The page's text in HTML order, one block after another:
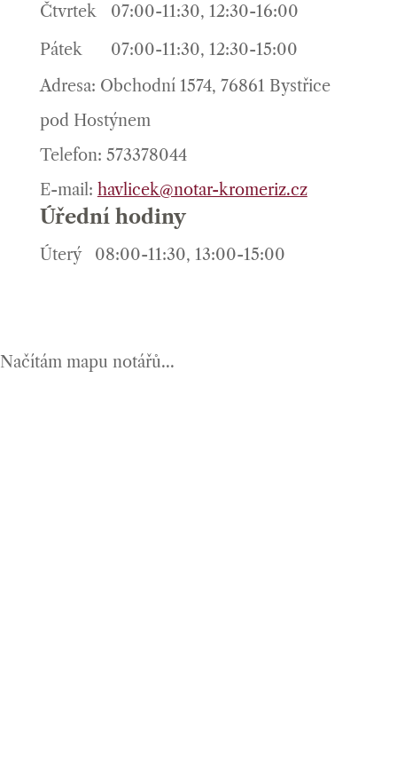
Čtvrtek
07:00-11:30, 12:30-16:00
Pátek
07:00-11:30, 12:30-15:00
Adresa: Obchodní 1574, 76861 Bystřice
pod Hostýnem
Telefon: 573378044
E-mail: havlicek@notar-kromeriz.cz
Úřední hodiny
Úterý 08:00-11:30, 13:00-15:00
Načítám mapu notářů...